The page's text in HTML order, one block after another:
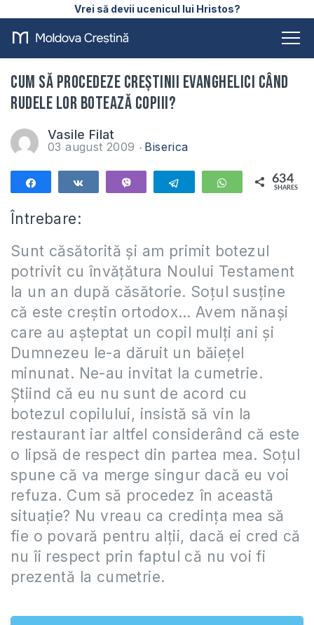
Vrei să devii ucenicul lui Hristos?
Cum să procedeze creştinii evanghelici când
rudele lor botează copiii?
Vasile Filat
03 august 2009 Biserica
Telegram WhatsApp
634
SHARES
Întrebare:
Sunt căsătorită şi am primit botezul
potrivit cu învăţătura Noului Testament
la un an după căsătorie. Soţul susţine
că este creştin ortodox… Avem nănaşi
care au aşteptat un copil mulţi ani şi
Dumnezeu le-a dăruit un băieţel
minunat. Ne-au invitat la cumetrie.
Ştiind că eu nu sunt de acord cu
botezul copilului, insistă să vin la
restaurant iar altfel considerând că este
o lipsă de respect din partea mea. Soţul
spune că va merge singur dacă eu voi
refuza. Cum să procedez în această
situaţie? Nu vreau ca credinţa mea să
fie o povară pentru alţii, dacă ei cred că
nu îi respect prin faptul că nu voi fi
prezentă la cumetrie.